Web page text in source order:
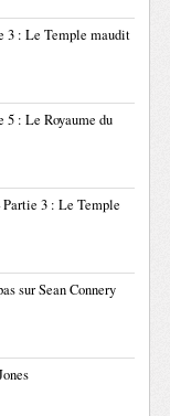
3 : Le Temple maudit
5 : Le Royaume du
Partie 3 : Le Temple
sur Sean Connery